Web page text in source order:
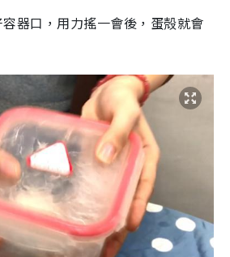
器口，用力搖一會後，蛋殻就會